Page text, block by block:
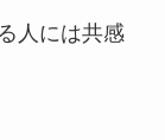
人には共感